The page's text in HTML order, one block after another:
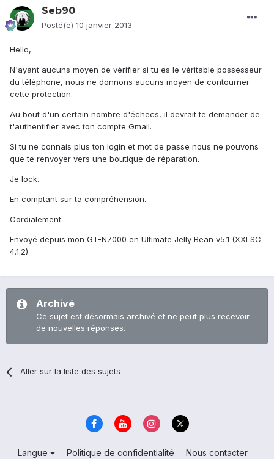
Seb90
Posté(e) 10 janvier 2013
Hello,
N'ayant aucuns moyen de vérifier si tu es le véritable possesseur
du téléphone, nous ne donnons aucuns moyen de contourner
cette protection.
Au bout d'un certain nombre d'échecs, il devrait te demander de
t'authentifier avec ton compte Gmail.
Si tu ne connais plus ton login et mot de passe nous ne pouvons
que te renvoyer vers une boutique de réparation.
Je lock.
En comptant sur ta compréhension.
Cordialement.
Envoyé depuis mon GT-N7000 en Ultimate Jelly Bean v5.1 (XXLSC
4.1.2)
Archivé
Ce sujet est désormais archivé et ne peut plus recevoir
de nouvelles réponses.
Aller sur la liste des sujets
Langue Politique de confidentialité Nous contacter